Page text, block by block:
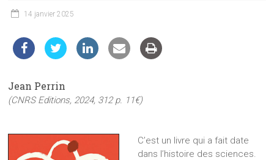
techniques
du
public
14 janvier 2025
Jean Perrin
(CNRS Editions, 2024, 312 p. 11€)
C’est un livre qui a fait date
dans l’histoire des sciences.